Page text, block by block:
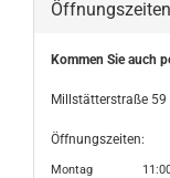
Öffnungszeiten
Kommen Sie auch
Millstätterstraße
Öffnungszeiten:
Montag 11:00 -